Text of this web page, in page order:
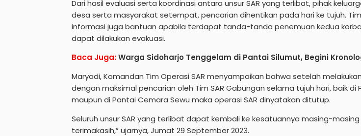
Dari hasil evaluasi serta koordinasi antara unsur SAR yang terlibat, pihak
desa serta masyarakat setempat, pencarian dihentikan pada hari ke tujuh.
informasi juga bantuan apabila terdapat tanda-tanda penemuan kedua
dapat dilakukan evakuasi.
Baca Juga:Warga Sidoharjo Tenggelam di Pantai Silumut, Begini
Maryadi, Komandan Tim Operasi SAR menyampaikan bahwa setelah
dengan maksimal pencarian oleh Tim SAR Gabungan selama tujuh hari, baik di
maupun di Pantai Cemara Sewu maka operasi SAR dinyatakan ditutup.
Seluruh unsur SAR yang terlibat dapat kembali ke kesatuannya masing-
terimakasih,” ujarnya, Jumat 29 September 2023.